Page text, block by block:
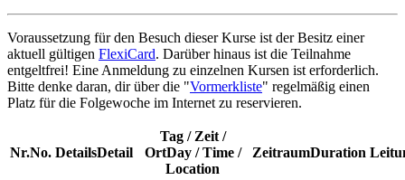
Voraussetzung für den Besuch dieser Kurse ist der Besitz einer
aktuell gültigen FlexiCard. Darüber hinaus ist die Teilnahme
entgeltfrei! Eine Anmeldung zu einzelnen Kursen ist erforderlich.
Bitte denke daran, dir über die "Vormerkliste" regelmäßig einen
Platz für die Folgewoche im Internet zu reservieren.
Nr.No. DetailsDetail
Tag / Zeit /
OrtDay / Time /
Location
ZeitraumDuration